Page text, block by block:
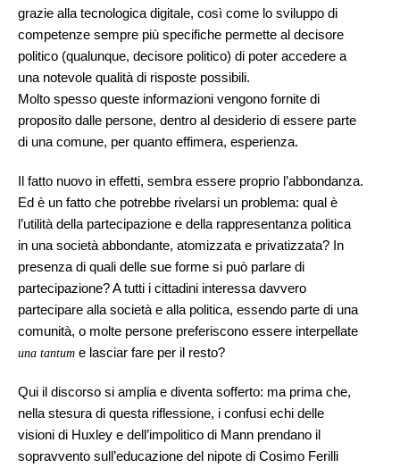
grazie alla tecnologica digitale, così come lo sviluppo di
competenze sempre più specifiche permette al decisore
politico (qualunque, decisore politico) di poter accedere a
una notevole qualità di risposte possibili.
Molto spesso queste informazioni vengono fornite di
proposito dalle persone, dentro al desiderio di essere parte
di una comune, per quanto effimera, esperienza.
Il fatto nuovo in effetti, sembra essere proprio l’abbondanza.
Ed è un fatto che potrebbe rivelarsi un problema: qual è
l’utilità della partecipazione e della rappresentanza politica
in una società abbondante, atomizzata e privatizzata? In
presenza di quali delle sue forme si può parlare di
partecipazione? A tutti i cittadini interessa davvero
partecipare alla società e alla politica, essendo parte di una
comunità, o molte persone preferiscono essere interpellate
una tantum e lasciar fare per il resto?
Qui il discorso si amplia e diventa sofferto: ma prima che,
nella stesura di questa riflessione, i confusi echi delle
visioni di Huxley e dell’impolitico di Mann prendano il
sopravvento sull’educazione del nipote di Cosimo Ferilli